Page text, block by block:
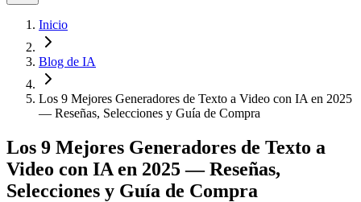
Inicio
Blog de IA
Los 9 Mejores Generadores de Texto a Video con IA en 2025
— Reseñas, Selecciones y Guía de Compra
Los 9 Mejores Generadores de Texto a
Video con IA en 2025 — Reseñas,
Selecciones y Guía de Compra